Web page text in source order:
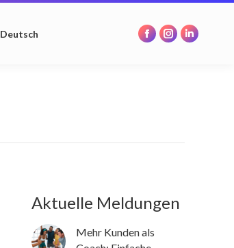
Deutsch
Facebook
Instagram
Linkedin
Aktuelle Meldungen
Mehr Kunden als
in
in
in